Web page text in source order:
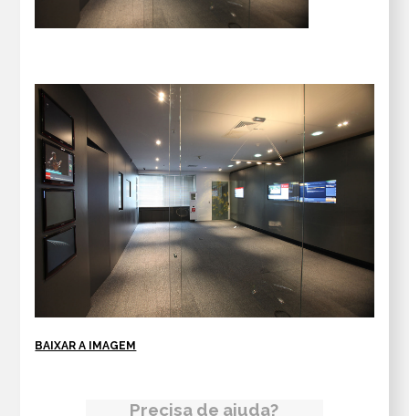
BAIXAR A IMAGEM
Precisa de ajuda?